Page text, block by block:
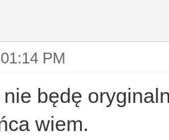
PM
będę
wiem.